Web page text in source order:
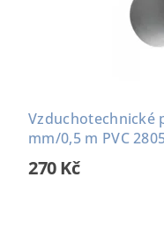
Vzduchotechnické
mm/0,5 m PVC
270 Kč